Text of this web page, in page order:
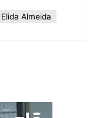
Elida Almeida